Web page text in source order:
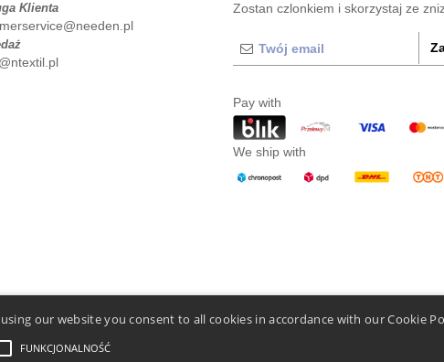
Klienta Zostan czlonkiem i skorzystaj ze
Pay with
We ship with
i Zasadami-General Contract Conditions
our website you consent to all cookies in accordance with our Cookie
FUNKCJONALNOŚĆ